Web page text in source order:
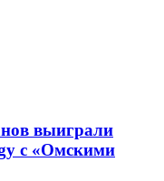
выиграли
с «Омскими